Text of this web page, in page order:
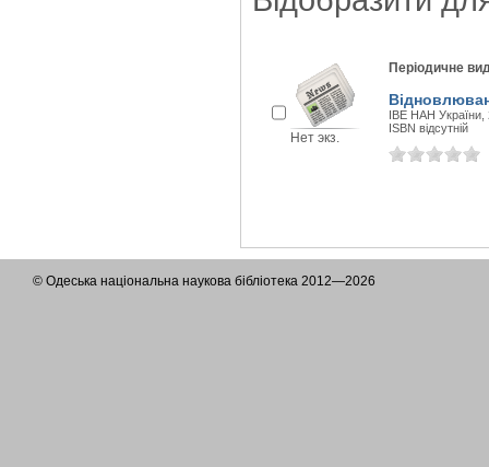
Нет экз.
Періодичне
ІВЕ НАН України,
ISBN відсутній
© Одеська національна наукова бібліотека 2012—2026